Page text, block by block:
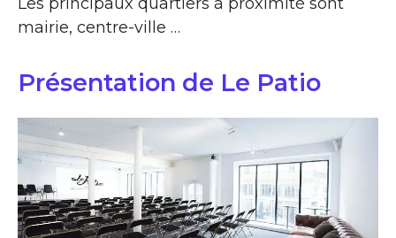
mairie, centre-ville …
Présentation de Le Patio